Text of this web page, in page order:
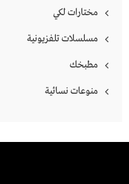
مختارات لكي
مسلسلات تلفزيونية
مطبخك
منوعات نسائية